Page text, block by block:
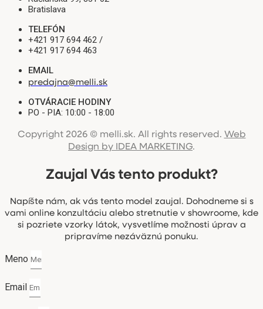
Bratislava
TELEFÓN
+421 917 694 462 /
+421 917 694 463
EMAIL
predajna@melli.sk
OTVÁRACIE HODINY
PO - PIA: 10:00 - 18:00
Copyright 2026 © melli.sk. All rights reserved. Web
Design by IDEA MARKETING.
Zaujal Vás tento produkt?
Napíšte nám, ak vás tento model zaujal. Dohodneme si s
vami online konzultáciu alebo stretnutie v showroome, kde
si pozriete vzorky látok, vysvetlíme možnosti úprav a
pripravíme nezáväznú ponuku.
Meno
Email